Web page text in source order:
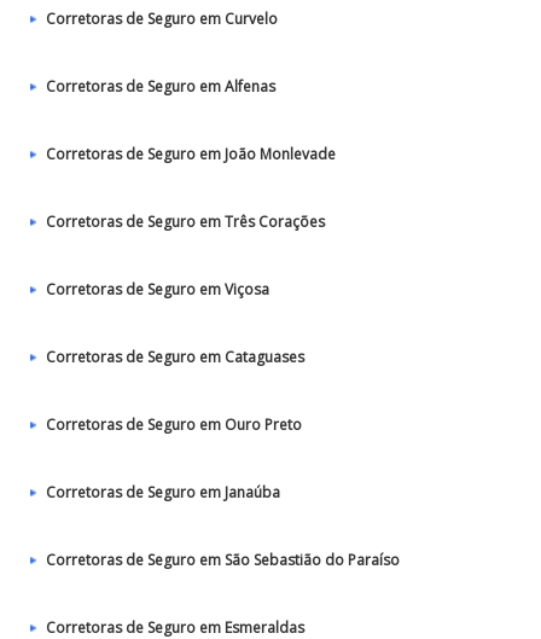
Corretoras de Seguro em Curvelo
Corretoras de Seguro em Alfenas
Corretoras de Seguro em João Monlevade
Corretoras de Seguro em Três Corações
Corretoras de Seguro em Viçosa
Corretoras de Seguro em Cataguases
Corretoras de Seguro em Ouro Preto
Corretoras de Seguro em Janaúba
Corretoras de Seguro em São Sebastião do Paraíso
Corretoras de Seguro em Esmeraldas